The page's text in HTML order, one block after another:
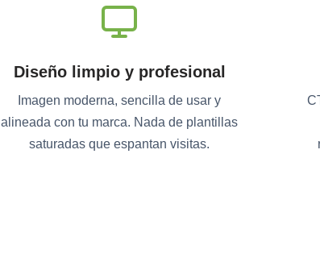
Diseño limpio y profesional
Imagen moderna, sencilla de usar y
alineada con tu marca. Nada de plantillas
saturadas que espantan visitas.